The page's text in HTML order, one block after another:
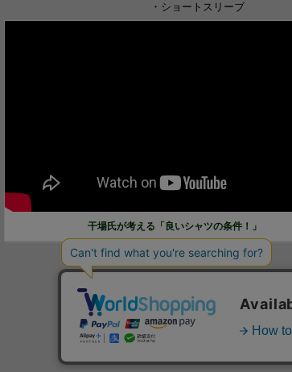
・ ショートスリーブ
ご利用ガイド
お問い合わせ
© STRASBURGO CO., LTD.
干場氏が考える「良いシャツの条件！」